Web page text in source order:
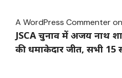
A WordPress Commenteron
JSCA चुनाव में अजय नाथ
की धमाकेदार जीत, सभी 15